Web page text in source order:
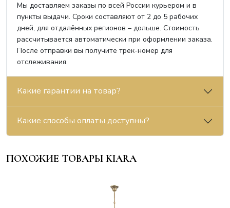
Мы доставляем заказы по всей России курьером и в
пункты выдачи. Сроки составляют от 2 до 5 рабочих
дней, для отдалённых регионов – дольше. Стоимость
рассчитывается автоматически при оформлении заказа.
После отправки вы получите трек-номер для
отслеживания.
Какие гарантии на товар?
Какие способы оплаты доступны?
ПОХОЖИЕ ТОВАРЫ KIARA